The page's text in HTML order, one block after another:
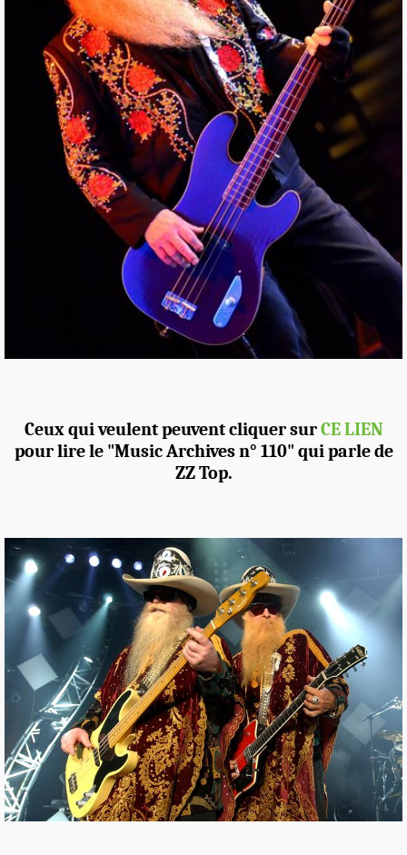
Ceux qui veulent peuvent cliquer surCE LIEN
pour lire le "Music Archives n° 110" qui parle de
ZZ Top.